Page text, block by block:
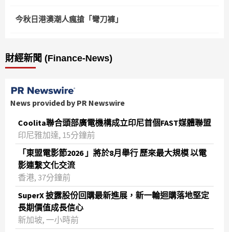
今秋日港澳潮人瘋搶「彎刀褲」
財經新聞 (Finance-News)
News provided by PR Newswire
Coolita聯合頭部廣電機構成立印尼首個FAST媒體聯盟
印尼雅加達, 15分鐘前
「東盟電影節2026 」將於8月舉行 歷來最大規模 以電
影連繫文化交流
香港, 37分鐘前
SuperX 披露股份回購最新進展，新一輪迴購落地堅定
長期價值成長信心
新加坡, 一小時前